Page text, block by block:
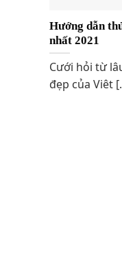
Hướng dẫn
nhất 2021
Cưới hỏi từ
đẹp của Viêt